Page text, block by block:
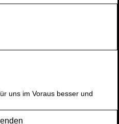
uns im Voraus besser und